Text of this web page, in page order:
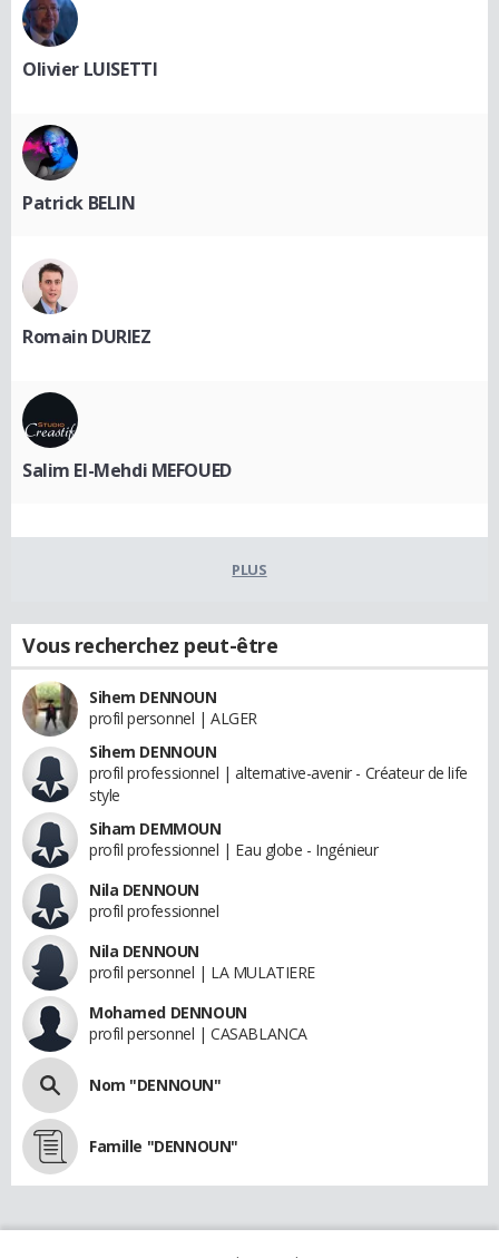
Olivier LUISETTI
Patrick BELIN
Romain DURIEZ
Salim El-Mehdi MEFOUED
PLUS
Vous recherchez peut-être
Sihem DENNOUN
profil personnel | ALGER
Sihem DENNOUN
profil professionnel | alternative-avenir - Créateur de life
style
Siham DEMMOUN
profil professionnel | Eau globe - Ingénieur
Nila DENNOUN
profil professionnel
Nila DENNOUN
profil personnel | LA MULATIERE
Mohamed DENNOUN
profil personnel | CASABLANCA
Nom "DENNOUN"
Famille "DENNOUN"